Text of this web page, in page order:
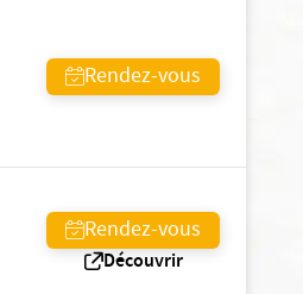
Rendez-vous
Rendez-vous
Découvrir